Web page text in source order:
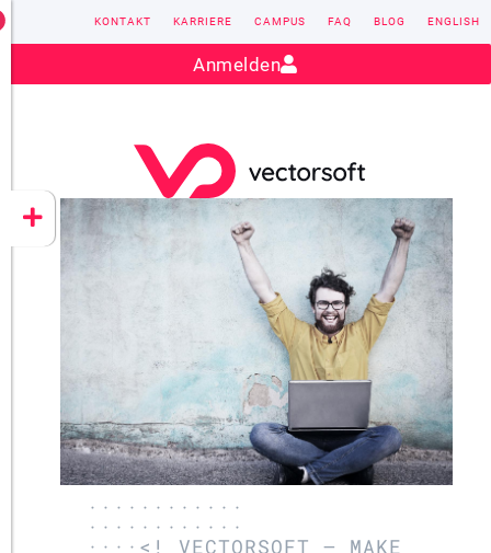
CONZEPT 16
YEET
Kontakt:sales@vectorsoft.de
KONTAKT KARRIERE CAMPUS FAQ BLOG ENGLISH
Anmelden
············
············
····<! VECTORSOFT – MAKE